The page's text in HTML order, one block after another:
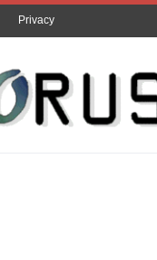
Privacy